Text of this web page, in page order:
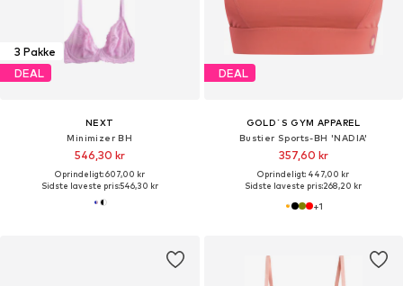
3 Pakke
DEAL
NEXT
Minimizer BH
546,30 kr
Oprindeligt: 607,00 kr
Sidste laveste pris:546,30 kr
DEAL
GOLD´S GYM APPAREL
Bustier Sports-BH 'NADIA'
357,60 kr
Oprindeligt: 447,00 kr
Sidste laveste pris:268,20 kr
+1